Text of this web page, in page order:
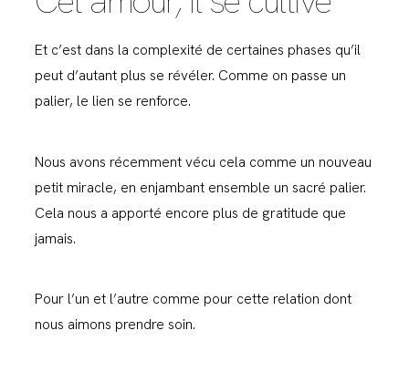
Et c’est dans la complexité de certaines phases qu’il
peut d’autant plus se révéler. Comme on passe un
palier, le lien se renforce.
Nous avons récemment vécu cela comme un nouveau
petit miracle, en enjambant ensemble un sacré palier.
Cela nous a apporté encore plus de gratitude que
jamais.
Pour l’un et l’autre comme pour cette relation dont
nous aimons prendre soin.